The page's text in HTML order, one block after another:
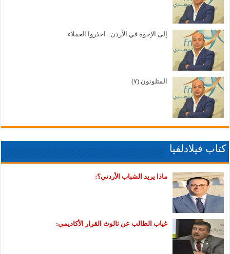
إلى الإخوة في الأردن.. احذروا العملاء
المتلونون (٧)
كتاب فيلادلفيا
ماذا يريد الشباب الأردني؟:
غياب الطالب عن ثالوث القرار الأكاديمي: